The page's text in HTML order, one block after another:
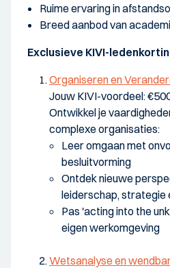
Ruime ervaring in
Breed aanbod van
Exclusieve KIVI-
Organiseren en
Jouw KIVI-voordeel:
Ontwikkel je
complexe organisaties:
Leer omgaan met
besluitvorming
Ontdek nieuwe
leiderschap, strategie
Pas 'acting into the
eigen werkomgeving
Wetsanalyse en